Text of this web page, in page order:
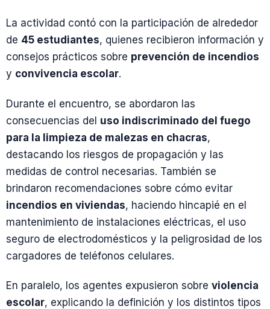
La actividad contó con la participación de alrededor
de 45 estudiantes, quienes recibieron información y
consejos prácticos sobre prevención de incendios
y convivencia escolar.
Durante el encuentro, se abordaron las
consecuencias del uso indiscriminado del fuego
para la limpieza de malezas en chacras,
destacando los riesgos de propagación y las
medidas de control necesarias. También se
brindaron recomendaciones sobre cómo evitar
incendios en viviendas, haciendo hincapié en el
mantenimiento de instalaciones eléctricas, el uso
seguro de electrodomésticos y la peligrosidad de los
cargadores de teléfonos celulares.
En paralelo, los agentes expusieron sobre violencia
escolar, explicando la definición y los distintos tipos